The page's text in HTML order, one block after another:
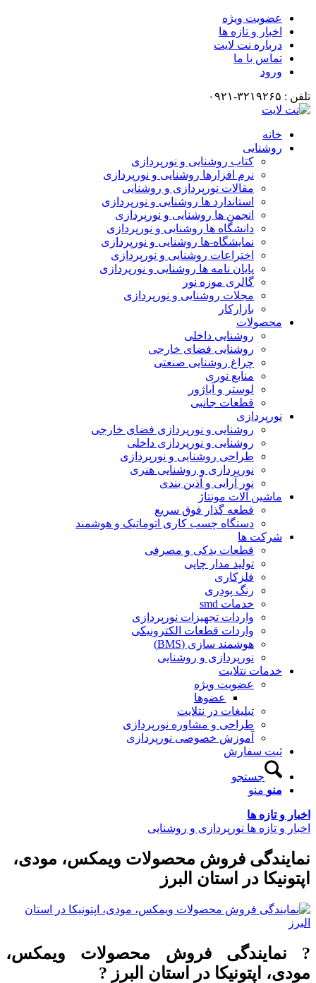
عضویت ویژه
اخبار و تازه ها
درباره نت لایت
تماس با ما
ورود
تلفن : ۳۲۱۹۲۶۵-۰۹۲۱
خانه
روشنایی
کتاب روشنایی و نورپردازی
نرم افزارها روشنایی و نورپردازی
مقالات نورپردازی و روشنایی
استاندارد ها روشنایی و نورپردازی
انجمن ها روشنایی و نورپردازی
دانشگاه ها روشنایی و نورپردازی
نمایشگاه-ها روشنایی و نورپردازی
اختراعات روشنایی و نورپردازی
پایان نامه ها روشنایی و نورپردازی
گالری موزه نور
مجلات روشنایی و نورپردازی
بازارکار
محصولات
روشنایی داخلی
روشنایی فضای خارجی
چراغ روشنایی صنعتی
منابع نوری
لوستر و آباژور
قطعات جانبی
نورپردازی
روشنایی و نورپردازی فضای خارجی
روشنایی و نورپردازی داخلی
طراحی روشنایی و نورپردازی
نورپردازی و روشنایی هنری
نور آرایی و آذین بندی
ماشین آلات مونتاژ
قطعه گذار فوق سریع
دستگاه چسب کاری اتوماتیک و هوشمند
شرکت ها
قطعات یدکی و مصرفی
تولید مدار چاپی
فلزکاری
رنگ پودری
خدمات smd
واردات تجهیزات نورپردازی
واردات قطعات الکترونیکی
هوشمند سازی (BMS)
نورپردازی و روشنایی
خدمات نتلایت
عضویت ویژه
عضوها
تبلیغات در نتلایت
طراحی و مشاوره نورپردازی
آموزش خصوصی نورپردازی
ثبت سفارش
جستجو
منو منو
اخبار و تازه ها
اخبار و تازه ها نورپردازی و روشنایی
نمایندگی فروش محصولات ویمکس، مودی،
اپتونیکا در استان البرز
? نمایندگی فروش محصولات ویمکس،
مودی، اپتونیکا در استان البرز ?